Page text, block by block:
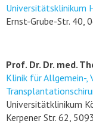
Universitätsklinikum
Ernst-Grube-Str. 40,
Prof. Dr. Dr. med.
Klinik für Allgemein-,
Universitätklinikum
Kerpener Str. 62,